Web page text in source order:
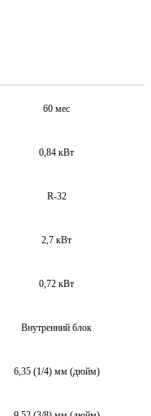
60 мес
0,84 кВт
R-32
2,7 кВт
0,72 кВт
Внутренний блок
6,35 (1/4) мм (дюйм)